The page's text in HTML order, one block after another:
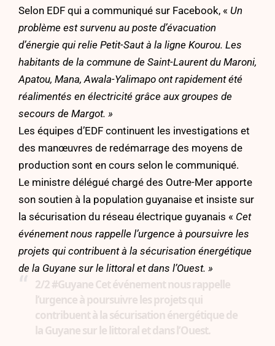
Selon EDF qui a communiqué sur Facebook, « Un
problème est survenu au poste d’évacuation
d’énergie qui relie Petit-Saut à la ligne Kourou. Les
habitants de la commune de Saint-Laurent du Maroni,
Apatou, Mana, Awala-Yalimapo ont rapidement été
réalimentés en électricité grâce aux groupes de
secours de Margot. »
Les équipes d’EDF continuent les investigations et
des manœuvres de redémarrage des moyens de
production sont en cours selon le communiqué.
Le ministre délégué chargé des Outre-Mer apporte
son soutien à la population guyanaise et insiste sur
la sécurisation du réseau électrique guyanais « Cet
événement nous rappelle l’urgence à poursuivre les
projets qui contribuent à la sécurisation énergétique
de la Guyane sur le littoral et dans l’Ouest. »
2/2#GuyaneCet événement nous rappelle
l’urgence à poursuivre les projets qui
contribuent à la sécurisation énergétique de
la Guyane sur le littoral et dans l’Ouest.